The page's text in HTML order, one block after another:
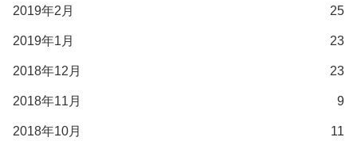
2019年2月 25
2019年1月 23
2018年12月 23
2018年11月 9
2018年10月 11